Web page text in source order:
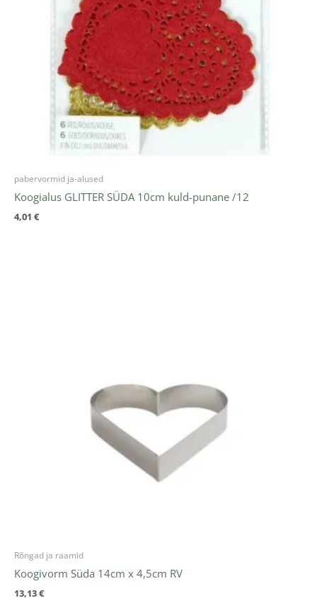
pabervormid ja-alused
Koogialus GLITTER SÜDA 10cm kuld-punane /12
4,01 €
Rõngad ja raamid
Koogivorm Süda 14cm x 4,5cm RV
13,13€